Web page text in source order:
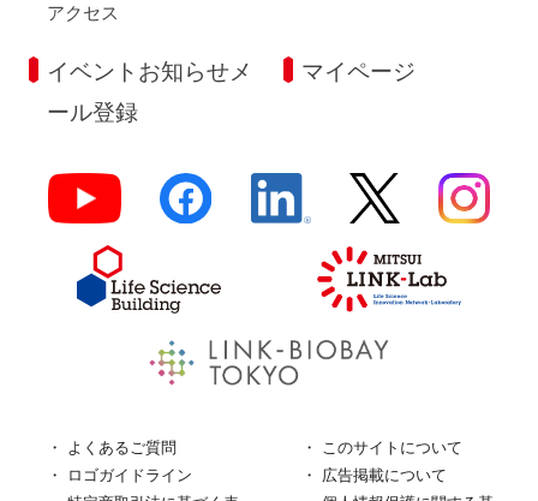
アクセス
イベントお知らせメ
ール登録
マイページ
よくあるご質問
このサイトについて
ロゴガイドライン
広告掲載について